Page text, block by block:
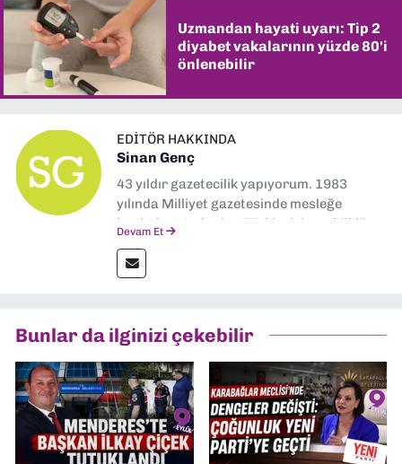
Uzmandan hayati uyarı: Tip 2
diyabet vakalarının yüzde 80'i
önlenebilir
EDITÖR HAKKINDA
Sinan Genç
43 yıldır gazetecilik yapıyorum. 1983
yılında Milliyet gazetesinde mesleğe
başladım. Ardından Türkiye’nin en köklü
muhabir, editör, müdür yardımcısı ve spor
müdürü olarak görev yaptım. Ayrıca Yeni
Gazetesi'nde editörlük yapıyorum
Devam Et
Bunlar da ilginizi çekebilir